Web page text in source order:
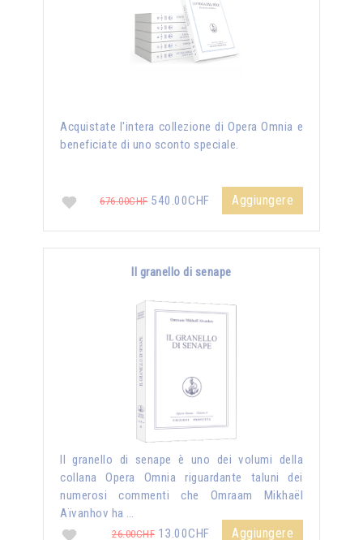
Acquistate l'intera collezione di Opera Omnia e
beneficiate di uno sconto speciale.
676.00CHF540.00CHF Aggiungere
Il granello di senape
Il granello di senape è uno dei volumi della
collana Opera Omnia riguardante taluni dei
numerosi commenti che Omraam Mikhaël
Aïvanhov ha …
26.00CHF 13.00CHF Aggiungere